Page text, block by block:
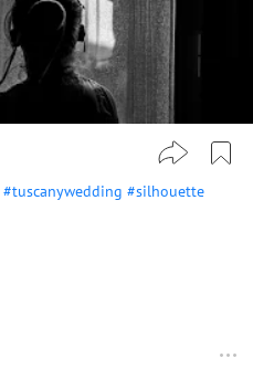
#tuscanywedding #silhouette